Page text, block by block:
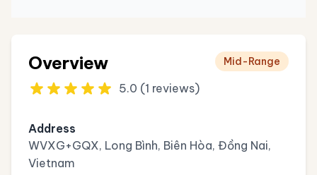
Overview
5.0 (1 reviews)
Mid-Range
Address
WVXG+GQX, Long Bình, Biên Hòa, Đồng Nai,
Vietnam